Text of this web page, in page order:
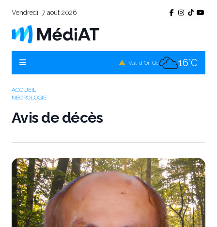
Vendredi, 7 août 2026
Val-d'Or, Qc 16°C
ACCUEIL
NÉCROLOGIE
Avis de décès